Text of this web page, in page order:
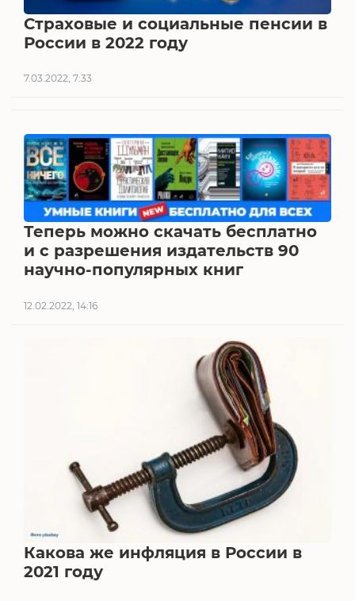
Страховые и социальные пенсии в
России в 2022 году
7.03.2022, 7:33
Теперь можно скачать бесплатно
и с разрешения издательств 90
научно-популярных книг
12.02.2022, 14:16
Какова же инфляция в России в
2021 году